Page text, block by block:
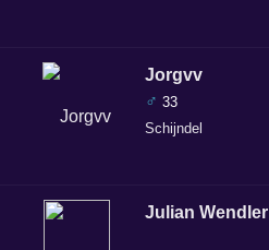
Jorgvv
♂ 33
Schijndel
Julian Wendler